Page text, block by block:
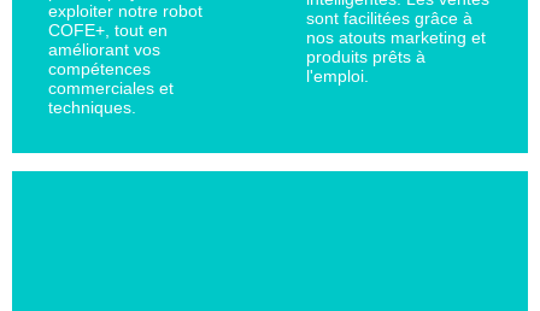
exploiter notre robot
COFE+, tout en
améliorant vos
compétences
commerciales et
techniques.
sont facilitées grâce à
nos atouts marketing et
produits prêts à
l'emploi.